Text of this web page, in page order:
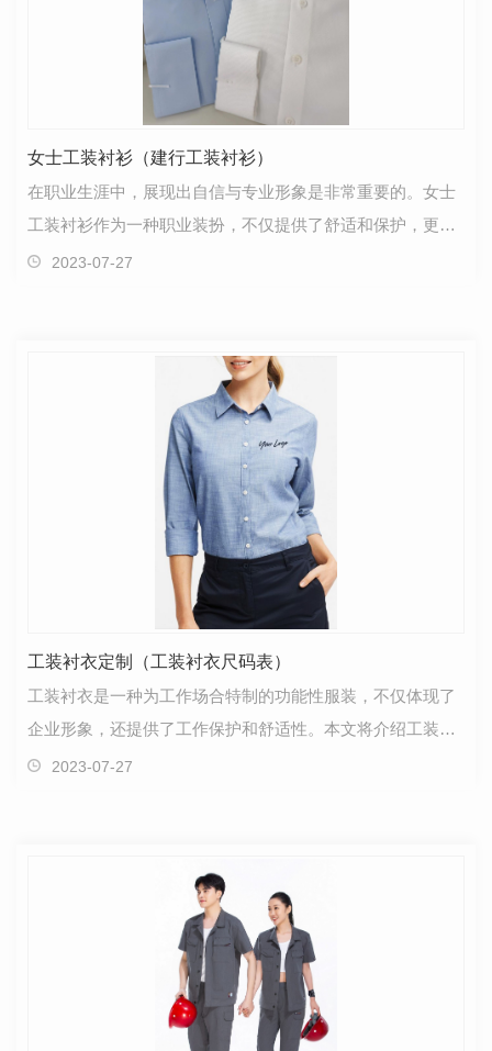
女士工装衬衫（建行工装衬衫）
在职业生涯中，展现出自信与专业形象是非常重要的。女士
工装衬衫作为一种职业装扮，不仅提供了舒适和保护，更是
传递自信和力量的重要象征。以建设银行（建行）女士…
2023-07-27
工装衬衣定制（工装衬衣尺码表）
工装衬衣是一种为工作场合特制的功能性服装，不仅体现了
企业形象，还提供了工作保护和舒适性。本文将介绍工装衬
衣的意义和优势，重点关注工装衬衣的尺码定制，并提…
2023-07-27